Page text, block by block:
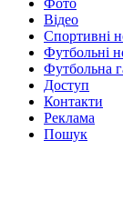
Фото
Відео
Спортивні
Футбольні
Футбольна
Доступ
Контакти
Реклама
Пошук